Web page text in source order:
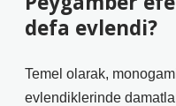
defa evlendi?
Temel olarak,
evlendiklerinde